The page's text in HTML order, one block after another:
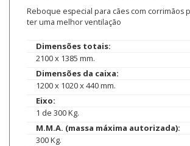
Reboque especial para cães com corrimãos
ter uma melhor ventilação
Dimensões totais:
2100 x 1385 mm.
Dimensões da caixa:
1200 x 1020 x 440 mm.
Eixo:
1 de 300 Kg.
M.M.A. (massa máxima autorizada):
300 Kg.